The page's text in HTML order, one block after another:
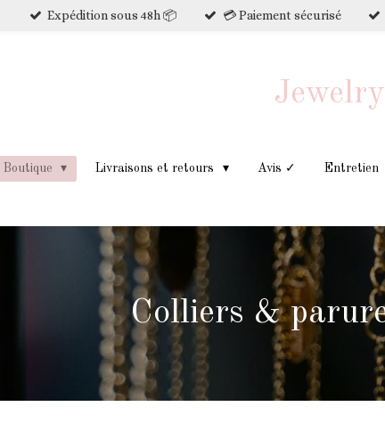
Expédition sous 48h 📦 💳 Paiement sécurisé
Boutique Livraisons et retours Avis ✓ Entretien
Colliers &